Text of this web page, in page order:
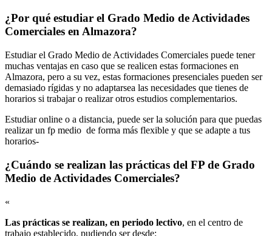
¿Por qué estudiar el Grado Medio de Actividades
Comerciales en Almazora?
Estudiar el Grado Medio de Actividades Comerciales puede tener
muchas ventajas en caso que se realicen estas formaciones en
Almazora, pero a su vez, estas formaciones presenciales pueden ser
demasiado rígidas y no adaptarsea las necesidades que tienes de
horarios si trabajar o realizar otros estudios complementarios.
Estudiar online o a distancia, puede ser la solución para que puedas
realizar un fp medio de forma más flexible y que se adapte a tus
horarios-
¿Cuándo se realizan las prácticas del FP de Grado
Medio de Actividades Comerciales?
«
Las prácticas se realizan, en periodo lectivo, en el centro de
trabajo establecido, pudiendo ser desde: